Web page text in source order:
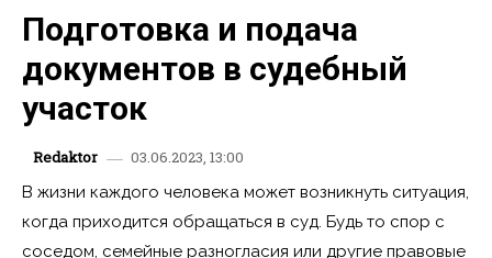
Подготовка и подача
документов в судебный
участок
Redaktor
03.06.2023, 13:00
В жизни каждого человека может возникнуть ситуация,
когда приходится обращаться в суд. Будь то спор с
соседом, семейные разногласия или другие правовые